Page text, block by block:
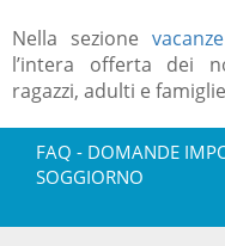
Nella sezione
l’intera offerta dei
ragazzi, adulti e
FAQ - DOMANDE
SOGGIORNO